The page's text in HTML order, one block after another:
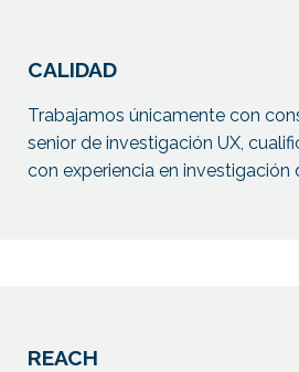
CALIDAD
Trabajamos únicamente con
senior de investigación UX,
con experiencia en investigación
REACH